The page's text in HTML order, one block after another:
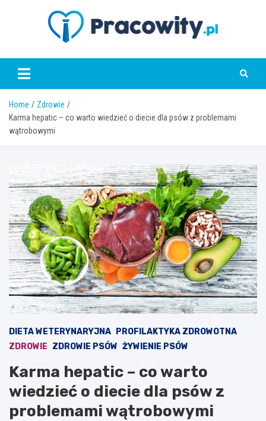
pracowity.pl
Home
Zdrowie
Karma hepatic – co warto wiedzieć o diecie dla psów z problemami
wątrobowymi
DIETA WETERYNARYJNA
PROFILAKTYKA ZDROWOTNA
ZDROWIE ZDROWIE PSÓW ŻYWIENIE PSÓW
Karma hepatic – co warto
wiedzieć o diecie dla psów z
problemami wątrobowymi